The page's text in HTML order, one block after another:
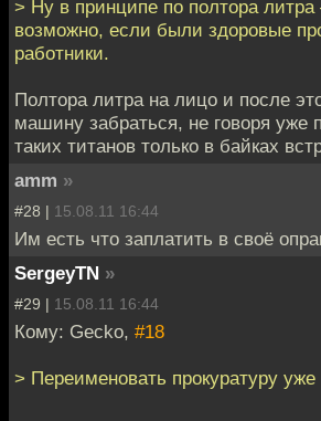
> Ну в принципе по полтора
возможно, если были здоровые
работники.
Полтора литра на лицо и после
машину забраться, не говоря уже
таких титанов только в байках
amm »
#28 | 15.08.11 16:44
Им есть что заплатить в своё
SergeyTN »
#29 | 15.08.11 16:44
Кому: Gecko, #18
> Переименовать прокуратуру уже